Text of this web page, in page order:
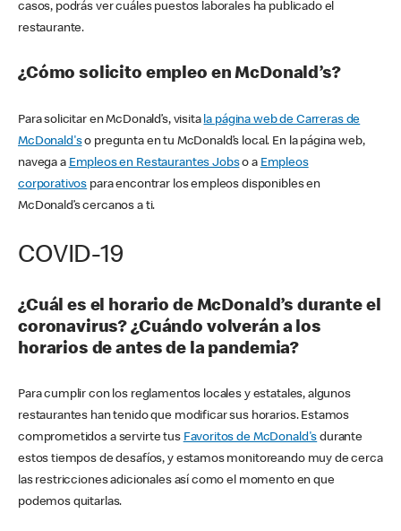
casos, podrás ver cuáles puestos laborales ha publicado el
restaurante.
¿Cómo solicito empleo en McDonald’s?
Para solicitar en McDonald’s, visita la página web de Carreras de
McDonald'so pregunta en tu McDonald’s local. En la página web,
navega a Empleos en Restaurantes Jobso a Empleos
corporativos para encontrar los empleos disponibles en
McDonald’s cercanos a ti.
COVID-19
¿Cuál es el horario de McDonald’s durante el
coronavirus? ¿Cuándo volverán a los
horarios de antes de la pandemia?
Para cumplir con los reglamentos locales y estatales, algunos
restaurantes han tenido que modificar sus horarios. Estamos
comprometidos a servirte tus Favoritos de McDonald's durante
estos tiempos de desafíos, y estamos monitoreando muy de cerca
las restricciones adicionales así como el momento en que
podemos quitarlas.